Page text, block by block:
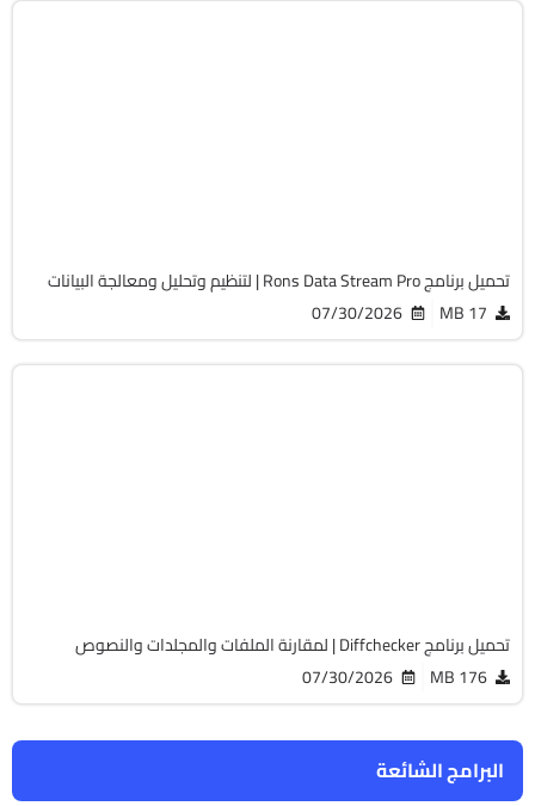
البرامج الشائعة
تحميل برنامج Rons Data Stream Pro | لتنظيم وتحليل ومعالجة البيانات
17 MB
07/30/2026
تحميل برنامج Diffchecker | لمقارنة الملفات والمجلدات والنصوص
176 MB
07/30/2026